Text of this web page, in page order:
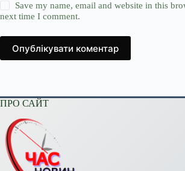
Save my name, email and website in this
next time I comment.
Опублікувати коментар
ПРО САЙТ